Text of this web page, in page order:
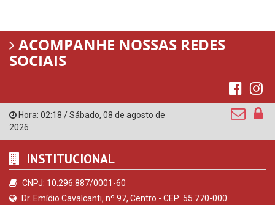
ACOMPANHE NOSSAS REDES
SOCIAIS
Hora: 02:18 /Sábado, 08 de agosto de
2026
INSTITUCIONAL
CNPJ: 10.296.887/0001-60
Dr. Emídio Cavalcanti, nº 97, Centro - CEP: 55.770-000